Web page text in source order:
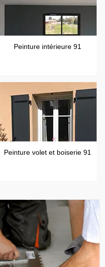
Peinture intérieure 91
Peinture volet et boiserie 91